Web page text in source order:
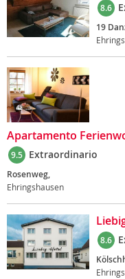
8.6
19
Apartamento
9.5 Extraordinario
Rosenweg,
Ehringshausen
8.6